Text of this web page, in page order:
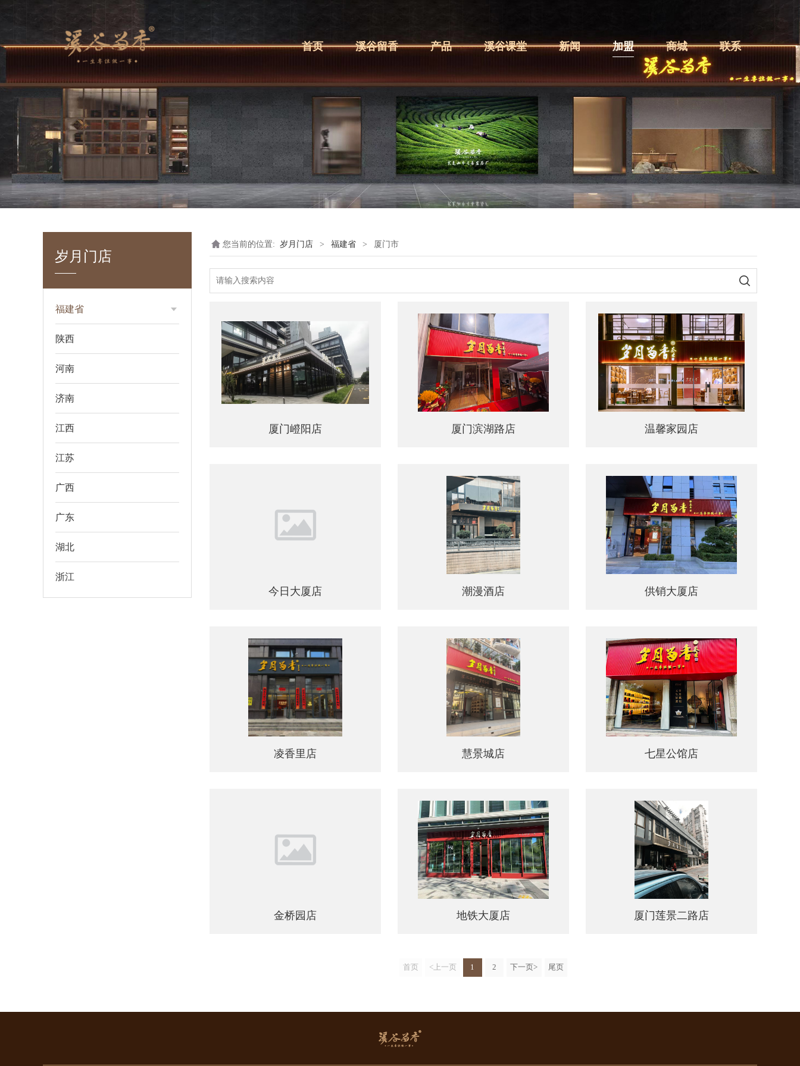
首页 溪谷留香 产品 溪谷课堂 新闻 加盟 商城 联系
岁月门店
福建省
陕西
河南
济南
江西
江苏
广西
广东
湖北
浙江
您当前的位置: 岁月门店 > 福建省 > 厦门市
厦门嶝阳店
厦门嶝阳店
厦门滨湖路店
厦门滨湖路店
温馨家园店
温馨家园店
今日大厦店
今日大厦店
潮漫酒店
潮漫酒店
供销大厦店
供销大厦店
凌香里店
凌香里店
慧景城店
慧景城店
七星公馆店
七星公馆店
金桥园店 地铁大厦店 厦门莲景二路店
首页 <上一页 1 2 下一页> 尾页